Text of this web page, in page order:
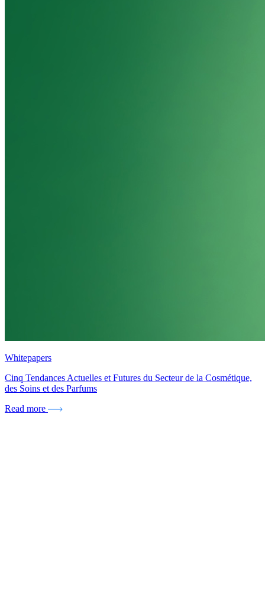
Whitepapers
Cinq Tendances Actuelles et Futures du Secteur de la Cosmétique,
des Soins et des Parfums
Read more